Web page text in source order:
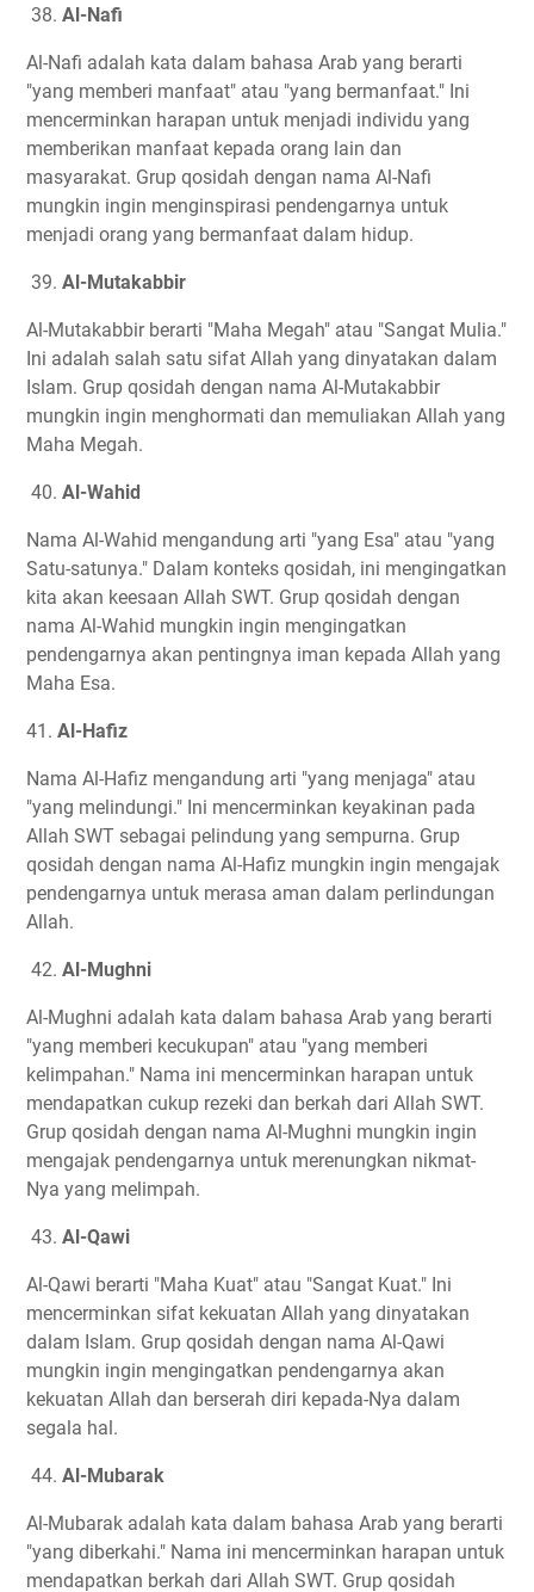
38. Al-Nafi
Al-Nafi adalah kata dalam bahasa Arab yang berarti
"yang memberi manfaat" atau "yang bermanfaat." Ini
mencerminkan harapan untuk menjadi individu yang
memberikan manfaat kepada orang lain dan
masyarakat. Grup qosidah dengan nama Al-Nafi
mungkin ingin menginspirasi pendengarnya untuk
menjadi orang yang bermanfaat dalam hidup.
39. Al-Mutakabbir
Al-Mutakabbir berarti "Maha Megah" atau "Sangat Mulia."
Ini adalah salah satu sifat Allah yang dinyatakan dalam
Islam. Grup qosidah dengan nama Al-Mutakabbir
mungkin ingin menghormati dan memuliakan Allah yang
Maha Megah.
40. Al-Wahid
Nama Al-Wahid mengandung arti "yang Esa" atau "yang
Satu-satunya." Dalam konteks qosidah, ini mengingatkan
kita akan keesaan Allah SWT. Grup qosidah dengan
nama Al-Wahid mungkin ingin mengingatkan
pendengarnya akan pentingnya iman kepada Allah yang
Maha Esa.
41. Al-Hafiz
Nama Al-Hafiz mengandung arti "yang menjaga" atau
"yang melindungi." Ini mencerminkan keyakinan pada
Allah SWT sebagai pelindung yang sempurna. Grup
qosidah dengan nama Al-Hafiz mungkin ingin mengajak
pendengarnya untuk merasa aman dalam perlindungan
Allah.
42. Al-Mughni
Al-Mughni adalah kata dalam bahasa Arab yang berarti
"yang memberi kecukupan" atau "yang memberi
kelimpahan." Nama ini mencerminkan harapan untuk
mendapatkan cukup rezeki dan berkah dari Allah SWT.
Grup qosidah dengan nama Al-Mughni mungkin ingin
mengajak pendengarnya untuk merenungkan nikmat-
Nya yang melimpah.
43. Al-Qawi
Al-Qawi berarti "Maha Kuat" atau "Sangat Kuat." Ini
mencerminkan sifat kekuatan Allah yang dinyatakan
dalam Islam. Grup qosidah dengan nama Al-Qawi
mungkin ingin mengingatkan pendengarnya akan
kekuatan Allah dan berserah diri kepada-Nya dalam
segala hal.
44. Al-Mubarak
Al-Mubarak adalah kata dalam bahasa Arab yang berarti
"yang diberkahi." Nama ini mencerminkan harapan untuk
mendapatkan berkah dari Allah SWT. Grup qosidah